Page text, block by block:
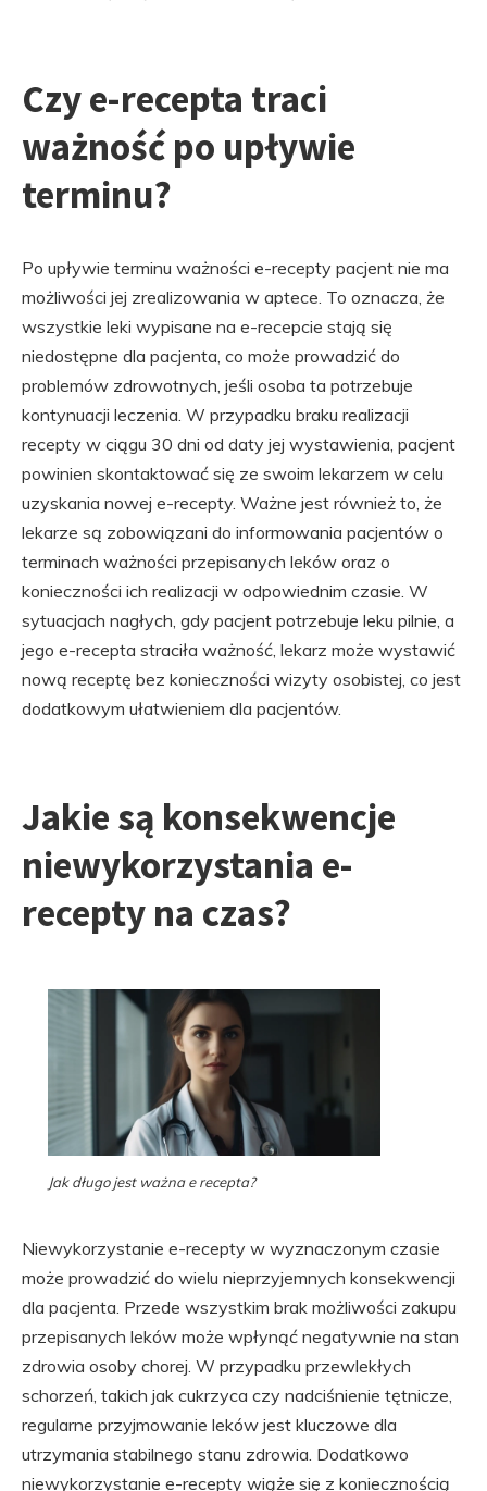
Czy e-recepta traci
ważność po upływie
terminu?
Po upływie terminu ważności e-recepty pacjent nie ma
możliwości jej zrealizowania w aptece. To oznacza, że
wszystkie leki wypisane na e-recepcie stają się
niedostępne dla pacjenta, co może prowadzić do
problemów zdrowotnych, jeśli osoba ta potrzebuje
kontynuacji leczenia. W przypadku braku realizacji
recepty w ciągu 30 dni od daty jej wystawienia, pacjent
powinien skontaktować się ze swoim lekarzem w celu
uzyskania nowej e-recepty. Ważne jest również to, że
lekarze są zobowiązani do informowania pacjentów o
terminach ważności przepisanych leków oraz o
konieczności ich realizacji w odpowiednim czasie. W
sytuacjach nagłych, gdy pacjent potrzebuje leku pilnie, a
jego e-recepta straciła ważność, lekarz może wystawić
nową receptę bez konieczności wizyty osobistej, co jest
dodatkowym ułatwieniem dla pacjentów.
Jakie są konsekwencje
niewykorzystania e-
recepty na czas?
Jak długo jest ważna e recepta?
Niewykorzystanie e-recepty w wyznaczonym czasie
może prowadzić do wielu nieprzyjemnych konsekwencji
dla pacjenta. Przede wszystkim brak możliwości zakupu
przepisanych leków może wpłynąć negatywnie na stan
zdrowia osoby chorej. W przypadku przewlekłych
schorzeń, takich jak cukrzyca czy nadciśnienie tętnicze,
regularne przyjmowanie leków jest kluczowe dla
utrzymania stabilnego stanu zdrowia. Dodatkowo
niewykorzystanie e-recepty wiąże się z koniecznością